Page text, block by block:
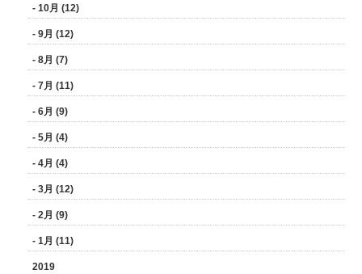
- 10月 (12)
- 9月 (12)
- 8月 (7)
- 7月 (11)
- 6月 (9)
- 5月 (4)
- 4月 (4)
- 3月 (12)
- 2月 (9)
- 1月 (11)
2019